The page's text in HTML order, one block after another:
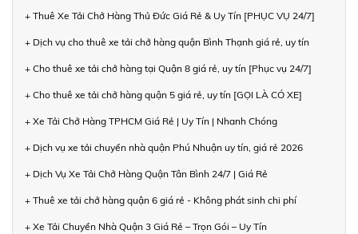
+ Thuê Xe Tải Chở Hàng Thủ Đức Giá Rẻ & Uy Tín [PHỤC VỤ 24/7]
+ Dịch vụ cho thuê xe tải chở hàng quận Bình Thạnh giá rẻ, uy tín
+ Cho thuê xe tải chở hàng tại Quận 8 giá rẻ, uy tín [Phục vụ 24/7]
+ Cho thuê xe tải chở hàng quận 5 giá rẻ, uy tín [GỌI LÀ CÓ XE]
+ Xe Tải Chở Hàng TPHCM Giá Rẻ | Uy Tín | Nhanh Chóng
+ Dịch vụ xe tải chuyển nhà quận Phú Nhuận uy tín, giá rẻ 2026
+ Dịch Vụ Xe Tải Chở Hàng Quận Tân Bình 24/7 | Giá Rẻ
+ Thuê xe tải chở hàng quận 6 giá rẻ - Không phát sinh chi phí
+ Xe Tải Chuyển Nhà Quận 3 Giá Rẻ – Trọn Gói – Uy Tín